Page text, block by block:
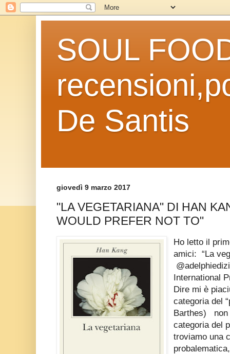
SOUL
De Santis
giovedì 9 marzo 2017
"LA VEGETARIANA" DI HAN
WOULD PREFER NOT TO"
Ho letto il
amici: “La
International
Dire mi è
categoria del
Barthes) non
categoria del
troviamo una